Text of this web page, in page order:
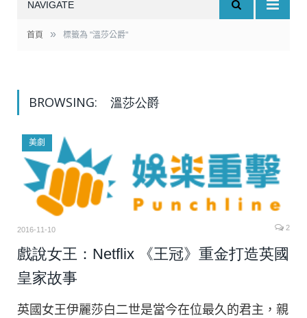
NAVIGATE
首頁 » 標籤為 "溫莎公爵"
BROWSING: 溫莎公爵
美劇
2016-11-10 2
戲說女王：Netflix 《王冠》重金打造英國
皇家故事
英國女王伊麗莎白二世是當今在位最久的君主，親